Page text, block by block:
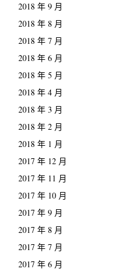
2018 年 9 月
2018 年 8 月
2018 年 7 月
2018 年 6 月
2018 年 5 月
2018 年 4 月
2018 年 3 月
2018 年 2 月
2018 年 1 月
2017 年 12 月
2017 年 11 月
2017 年 10 月
2017 年 9 月
2017 年 8 月
2017 年 7 月
2017 年 6 月